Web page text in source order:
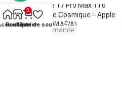
- Mon compte
- Suivi de commande
iPhone 17 Pro Max 1To
Orange Cosmique – Apple
(MFYW4AF/A)
Boutique
0
Panier
Liste de souhaits